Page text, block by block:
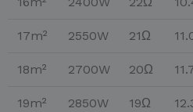
17m² 2550W 21Ω
18m² 2700W 20Ω
19m² 2850W 19Ω